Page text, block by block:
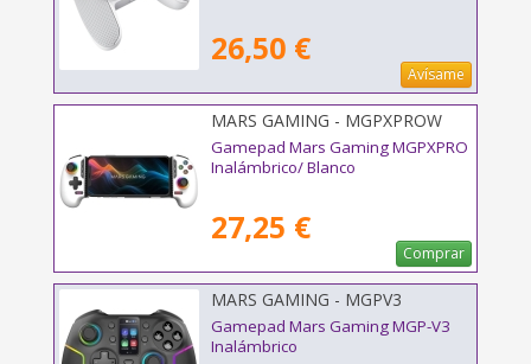
26,50 €
Avísame
MARS GAMING - MGPXPROW
Gamepad Mars Gaming MGPXPRO
Inalámbrico/ Blanco
27,25 €
Comprar
MARS GAMING - MGPV3
Gamepad Mars Gaming MGP-V3
Inalámbrico